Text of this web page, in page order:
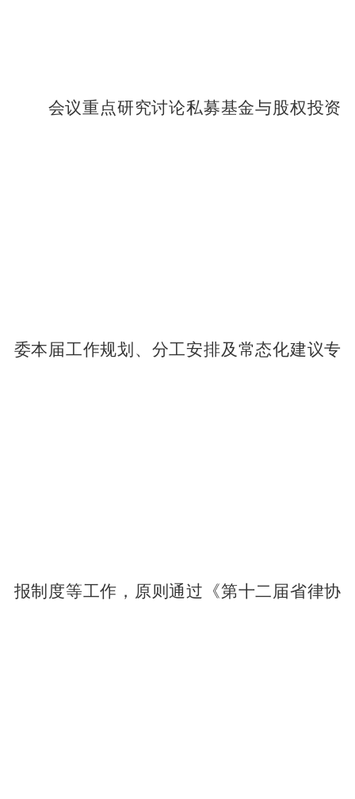
会议重点研究讨论私募基金与股权投资
委本届工作规划、分工安排及常态化建议专
报制度等工作，原则通过《第十二届省律协